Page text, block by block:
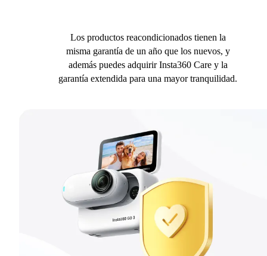
Los productos reacondicionados tienen la
misma garantía de un año que los nuevos, y
además puedes adquirir Insta360 Care y la
garantía extendida para una mayor tranquilidad.